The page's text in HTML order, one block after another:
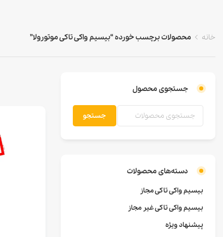
خانه محصولات برچسب خورده “بیسیم واکی تاکی موتورولا”
جستجوی محصول
جستجو
دسته‌های محصولات
بیسیم واکی تاکی مجاز
بیسیم واکی تاکی غیر مجاز
پیشنهاد ویژه